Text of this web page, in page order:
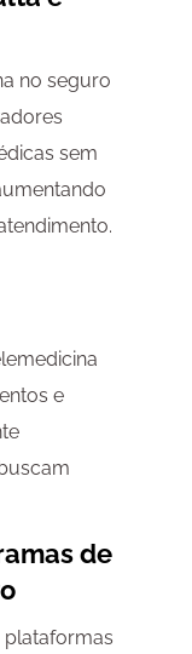
no seguro
sem
e
de
plataformas